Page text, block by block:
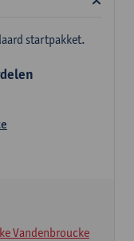
startpakket.
Vandenbroucke